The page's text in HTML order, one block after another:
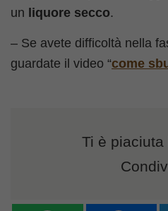
un liquore secco.
– Se avete difficoltà nella
guardate il video “come
Ti è piaciuta